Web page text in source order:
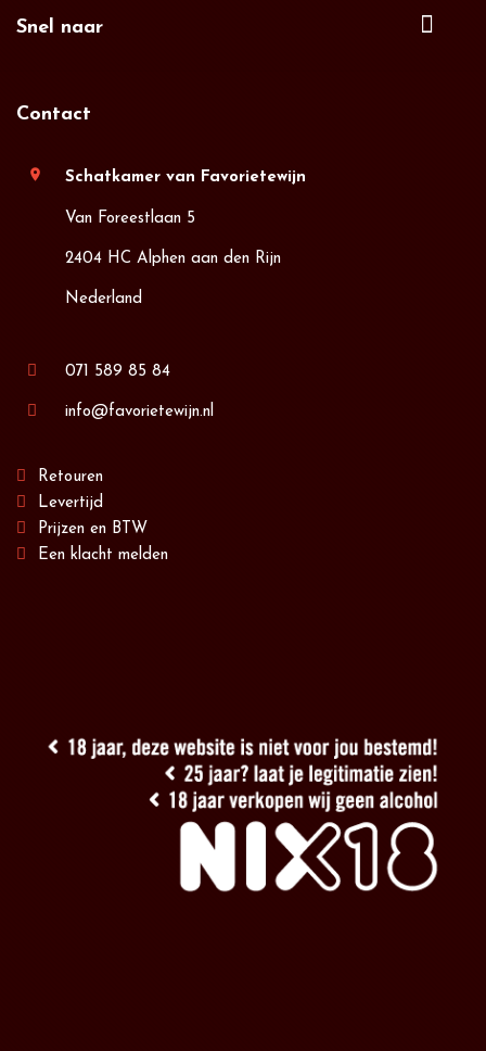
Snel naar
Contact
location_on Schatkamer van Favorietewijn
Van Foreestlaan 5
2404 HC Alphen aan den Rijn
Nederland
071 589 85 84
info@favorietewijn.nl
Retouren
Levertijd
Prijzen en BTW
Een klacht melden